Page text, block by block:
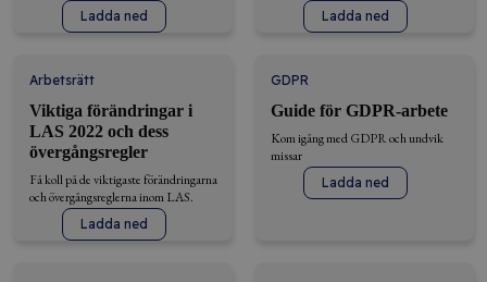
Ladda ned Ladda ned
Arbetsrätt
Viktiga förändringar i
LAS 2022 och dess
övergångsregler
Få koll på de viktigaste förändringarna
och övergångsreglerna inom LAS.
Ladda ned
GDPR
Guide för GDPR-arbete
Kom igång med GDPR och undvik
missar
Ladda ned